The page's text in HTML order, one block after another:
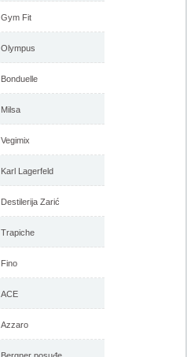
Gym Fit
Olympus
Bonduelle
Milsa
Vegimix
Karl Lagerfeld
Destilerija Zarić
Trapiche
Fino
ACE
Azzaro